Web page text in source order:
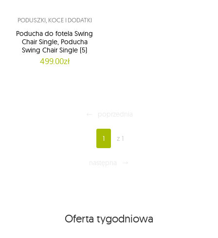
PODUSZKI, KOCE I DODATKI
Poducha do fotela Swing
Chair Single, Poducha
Swing Chair Single (5)
499.00zł
1 z 1
Oferta tygodniowa